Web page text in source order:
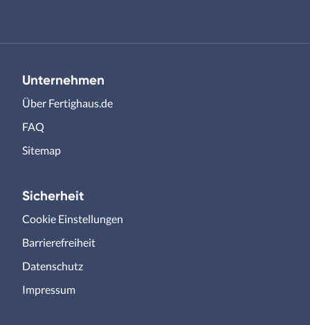
Unternehmen
Über Fertighaus.de
FAQ
Sitemap
Sicherheit
Cookie Einstellungen
Barrierefreiheit
Datenschutz
Impressum